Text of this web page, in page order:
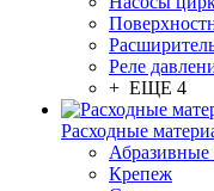
Реле
+ ЕЩЕ 4
Расходные
Абразивные
Крепеж